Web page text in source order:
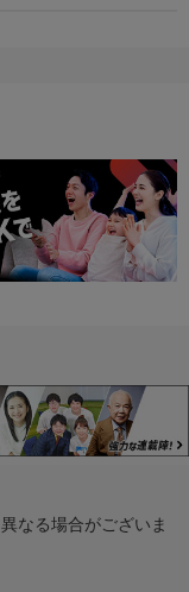
なる場合がございま